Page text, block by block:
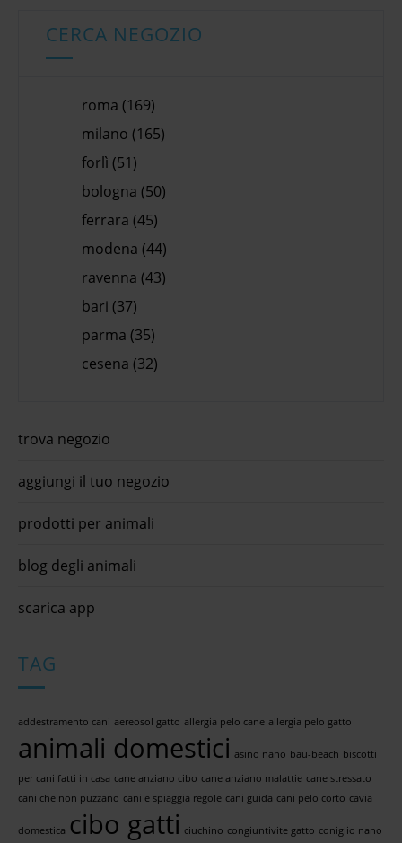
CERCA NEGOZIO
roma (169)
milano (165)
forlì (51)
bologna (50)
ferrara (45)
modena (44)
ravenna (43)
bari (37)
parma (35)
cesena (32)
trova negozio
aggiungi il tuo negozio
prodotti per animali
blog degli animali
scarica app
TAG
addestramento cani aereosol gatto allergia pelo cane allergia pelo gatto
animali domestici asino nano bau-beach biscotti
per cani fatti in casa cane anziano cibo cane anziano malattie cane stressato
cani che non puzzano cani e spiaggia regole cani guida cani pelo corto cavia
domestica cibo gatti ciuchino congiuntivite gatto coniglio nano